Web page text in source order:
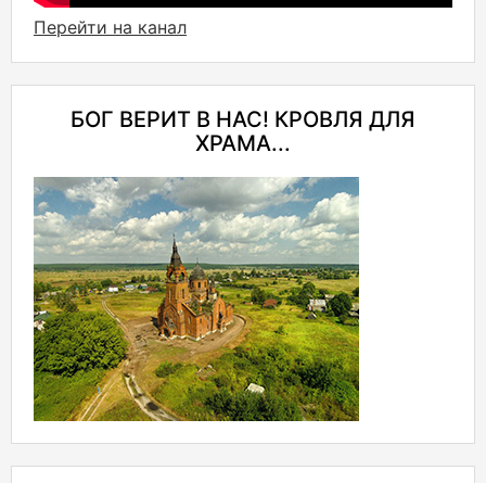
Перейти на канал
БОГ ВЕРИТ В НАС! КРОВЛЯ ДЛЯ
ХРАМА...